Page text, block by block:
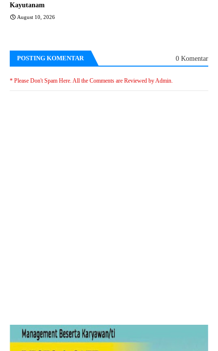
Kayutanam
August 10, 2026
POSTING KOMENTAR 0 Komentar
* Please Don't Spam Here. All the Comments are Reviewed by Admin.